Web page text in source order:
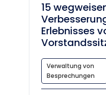
15
Erlebnisses
Verwaltung von
Besprechungen